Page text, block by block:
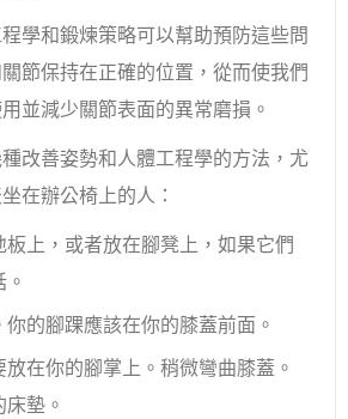
學和鍛煉策略可以幫助預防這些問
節保持在正確的位置，從而使我們
並減少關節表面的異常磨損。
改善姿勢和人體工程學的方法，尤
在辦公椅上的人：
上，或者放在腳凳上，如果它們
的腳踝應該在你的膝蓋前面。
在你的腳掌上。稍微彎曲膝蓋。
墊。